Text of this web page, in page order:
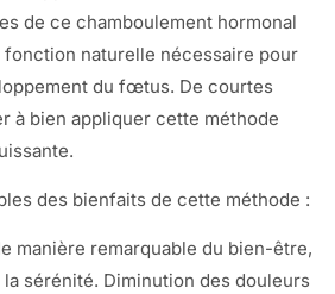
de ce chamboulement hormonal
naturelle nécessaire pour
du fœtus. De courtes
à bien appliquer cette méthode
des bienfaits de cette méthode :
manière remarquable du bien-être,
sérénité. Diminution des douleurs